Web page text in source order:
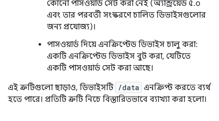
কোনো পাসওয়ার্ড সেট করা নেই (অ্যান্ড্রয়েড ৫.০
এবং তার পরবর্তী সংস্করণে চালিত ডিভাইসগুলোর
জন্য প্রযোজ্য)।
পাসওয়ার্ড দিয়ে এনক্রিপ্টেড ডিভাইস চালু করা:
একটি এনক্রিপ্টেড ডিভাইস বুট করা, যেটিতে
একটি পাসওয়ার্ড সেট করা আছে।
এই ত্রুটিগুলো ছাড়াও, ডিভাইসটি /data এনক্রিপ্ট করতে ব্যর্থ
হতে পারে। প্রতিটি ত্রুটি নিচে বিস্তারিতভাবে ব্যাখ্যা করা হলো।